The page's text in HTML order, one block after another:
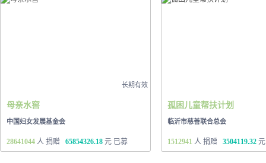
长期有效
母亲水窖
中国妇女发展基金会
28641044 人 捐赠 65854326.18 元 已募
孤困儿童帮扶计划
临沂市慈善联合总会
1512941 人 捐赠 3504119.32